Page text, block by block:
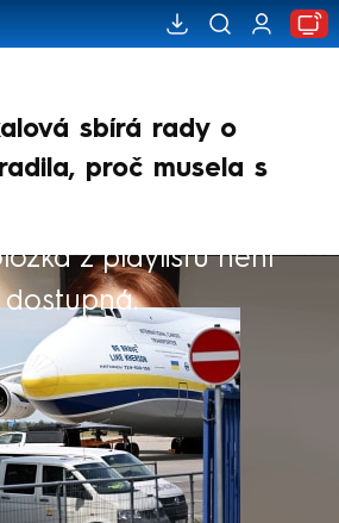
sbírá rady o
proč musela s
z playlistu není
dostupná.